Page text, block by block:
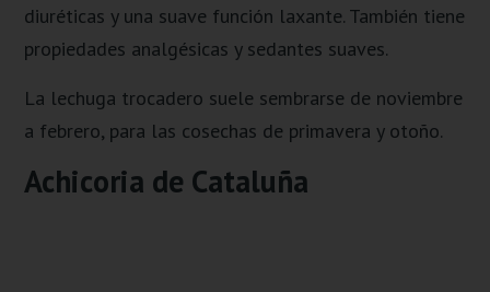
diuréticas y una suave función laxante. También tiene
propiedades analgésicas y sedantes suaves.
La lechuga trocadero suele sembrarse de noviembre
a febrero, para las cosechas de primavera y otoño.
Achicoria de Cataluña